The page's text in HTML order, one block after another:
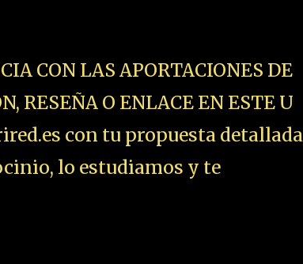
CON LAS APORTACIONES DE
RESEÑA O ENLACE EN ESTE U
con tu propuesta detallada
lo estudiamos y te